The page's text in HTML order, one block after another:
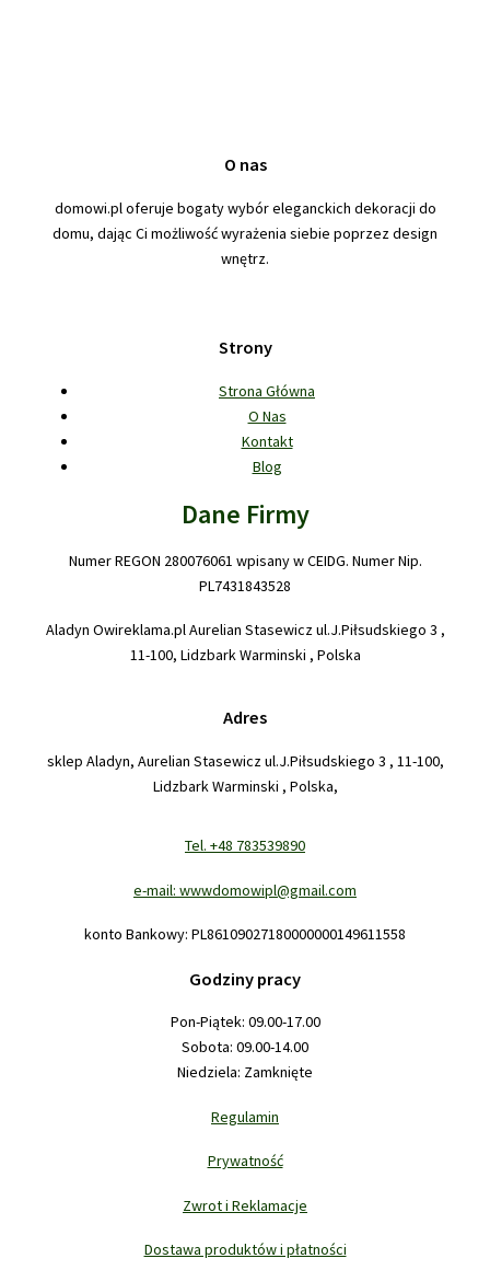
O nas
domowi.pl oferuje bogaty wybór eleganckich dekoracji do
domu, dając Ci możliwość wyrażenia siebie poprzez design
wnętrz.
Strony
Strona Główna
O Nas
Kontakt
Blog
Dane Firmy
Numer REGON 280076061 wpisany w CEIDG. Numer Nip.
PL7431843528
Aladyn Owireklama.pl Aurelian Stasewicz ul.J.Piłsudskiego 3 ,
11-100, Lidzbark Warminski , Polska
Adres
sklep Aladyn, Aurelian Stasewicz ul.J.Piłsudskiego 3 , 11-100,
Lidzbark Warminski , Polska,
Tel. +48 783539890
e-mail: wwwdomowipl@gmail.com
konto Bankowy: PL86109027180000000149611558
Godziny pracy
Pon-Piątek: 09.00-17.00
Sobota: 09.00-14.00
Niedziela: Zamknięte
Regulamin
Prywatność
Zwrot i Reklamacje
Dostawa produktów i płatności